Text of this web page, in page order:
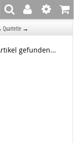
Quartette →
gefunden...